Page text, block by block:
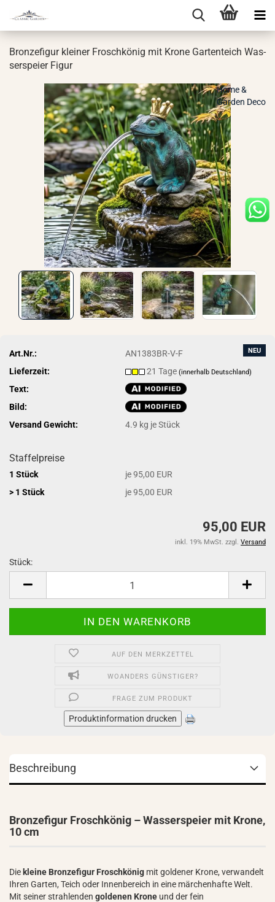
Bron­ze­fi­gur klei­ner Frosch­kö­nig mit Krone Gar­ten­teich Was­
ser­spei­er Figur
Home &
Garden Deco
NEU
Art.Nr.:
AN1383BR-V-F
Lieferzeit:
21 Tage(innerhalb Deutschland)
Text:
Bild:
Versand Gewicht:
4.9 kg je Stück
Staffelpreise
1 Stück
je 95,00 EUR
> 1 Stück
je 95,00 EUR
95,00 EUR
inkl. 19% MwSt. zzgl. Versand
Stück:
AUF DEN MERKZETTEL
WOANDERS GÜNSTIGER?
FRAGE ZUM PRODUKT
Produktinformation drucken
Beschreibung
Bronzefigur Froschkönig – Wasserspeier mit Krone,
10 cm
Die kleine Bronzefigur Froschkönig mit goldener Krone, verwandelt
Ihren Garten, Teich oder Innenbereich in eine märchenhafte Welt.
Mit seiner strahlenden goldenen Krone und der fein